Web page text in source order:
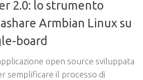
2.0: lo strumento
Armbian Linux su
board
open source sviluppata
semplificare il processo di